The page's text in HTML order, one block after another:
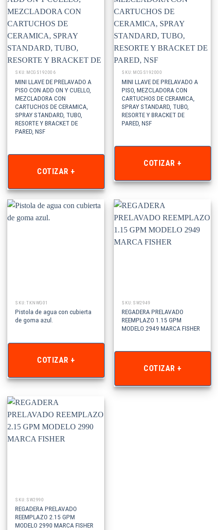
SKU: MCGS192006
MINI LLAVE DE PRELAVADO A
PISO CON ADD ON Y CUELLO,
MEZCLADORA CON
CARTUCHOS DE CERAMICA,
SPRAY STANDARD, TUBO,
RESORTE Y BRACKET DE
PARED, NSF
COTIZAR +
SKU: MCGS192000
MINI LLAVE DE PRELAVADO A
PISO, MEZCLADORA CON
CARTUCHOS DE CERAMICA,
SPRAY STANDARD, TUBO,
RESORTE Y BRACKET DE
PARED, NSF
COTIZAR +
SKU: TKNWG01
Pistola de agua con cubierta
de goma azul.
COTIZAR +
SKU: SW2949
REGADERA PRELAVADO
REEMPLAZO 1.15 GPM
MODELO 2949 MARCA FISHER
COTIZAR +
SKU: SW2990
REGADERA PRELAVADO
REEMPLAZO 2.15 GPM
MODELO 2990 MARCA FISHER